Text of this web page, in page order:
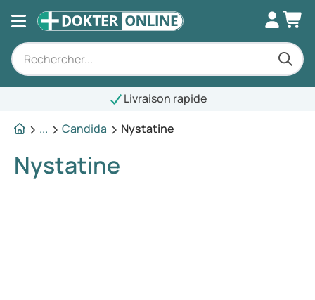
Livraison rapide
...
Candida Nystatine
Nystatine